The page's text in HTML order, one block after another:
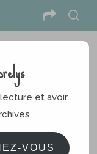
avril 2014
et avoir
VOUS